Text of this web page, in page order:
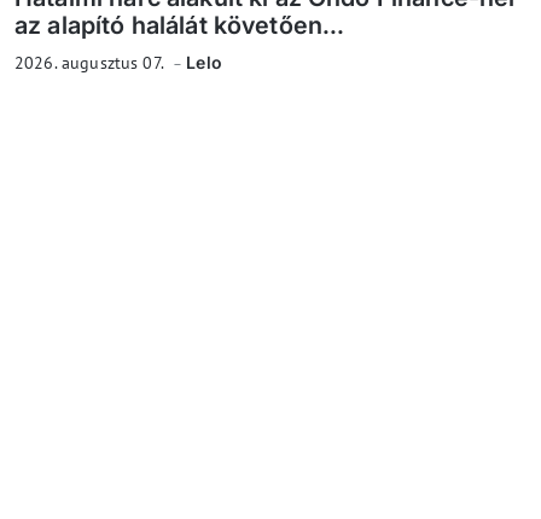
az alapító halálát követően...
2026. augusztus 07. Lelo